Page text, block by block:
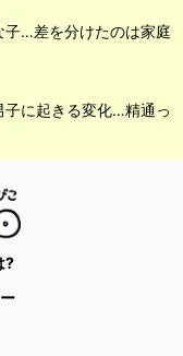
子…差を分けたのは家庭
子に起きる変化…精通っ
?